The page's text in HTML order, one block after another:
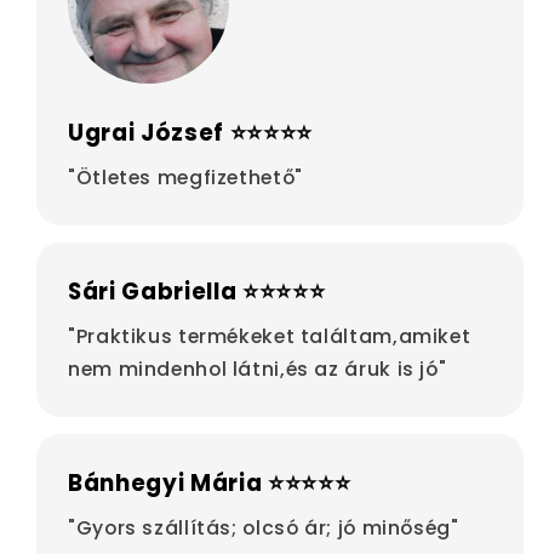
Ugrai József ⭐⭐⭐⭐⭐
"Ötletes megfizethető"
Sári Gabriella ⭐⭐⭐⭐⭐
"Praktikus termékeket találtam,amiket
nem mindenhol látni,és az áruk is jó"
Bánhegyi Mária ⭐⭐⭐⭐⭐
"Gyors szállítás; olcsó ár; jó minőség"